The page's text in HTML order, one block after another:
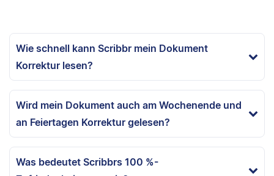
Wie schnell kann Scribbr mein Dokument
Korrektur lesen?
Wird mein Dokument auch am Wochenende und
an Feiertagen Korrektur gelesen?
Was bedeutet Scribbrs 100 %-